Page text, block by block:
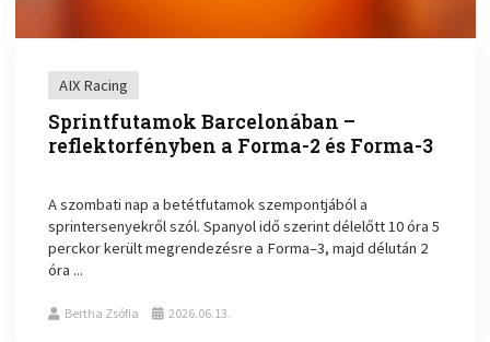
AIX Racing
Sprintfutamok Barcelonában –
reflektorfényben a Forma-2 és Forma-3
A szombati nap a betétfutamok szempontjából a
sprintersenyekről szól. Spanyol idő szerint délelőtt 10 óra 5
perckor került megrendezésre a Forma–3, majd délután 2
óra ...
Bertha Zsófia 2026.06.13.